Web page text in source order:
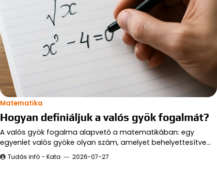
Matematika
Hogyan definiáljuk a valós gyök fogalmát?
A valós gyök fogalma alapvető a matematikában: egy
egyenlet valós gyöke olyan szám, amelyet behelyettesítve…
Tudás infó - Kata 2026-07-27